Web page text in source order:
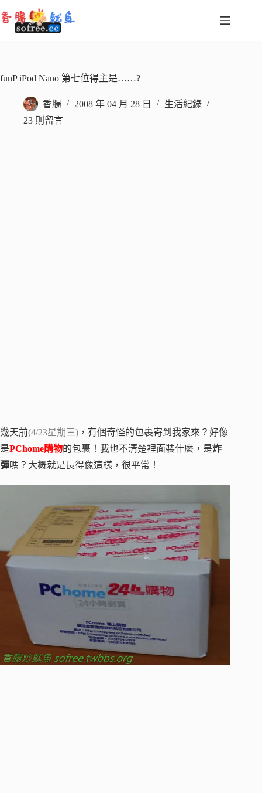
至
容
funP iPod Nano 第七位得主是……?
香腸 2008 年 04 月 28 日
生活紀錄
23 則留言
幾天前(4/23星期三) ，有個奇怪的包裹寄到我家來？好像
是PChome購物的包裹！我也不清楚裡面裝什麼，是炸
彈嗎？大概就是長得像這樣，很平常！